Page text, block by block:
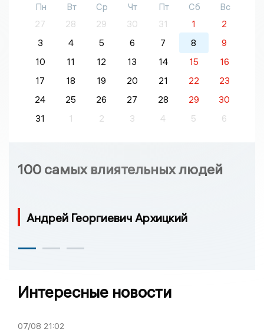
Пн Вт Ср Чт Пт Сб
Вс
27
28 29 30 31 1
2
3
4 5 6 7 8
9
10
11 12 13 14 15
16
17
18 19 20 21 22
23
24
25 26 27 28 29
30
31
1 2 3 4 5 6
100 самых влиятельных людей
Андрей Георгиевич Архицкий
Интересные новости
07/08 21:02